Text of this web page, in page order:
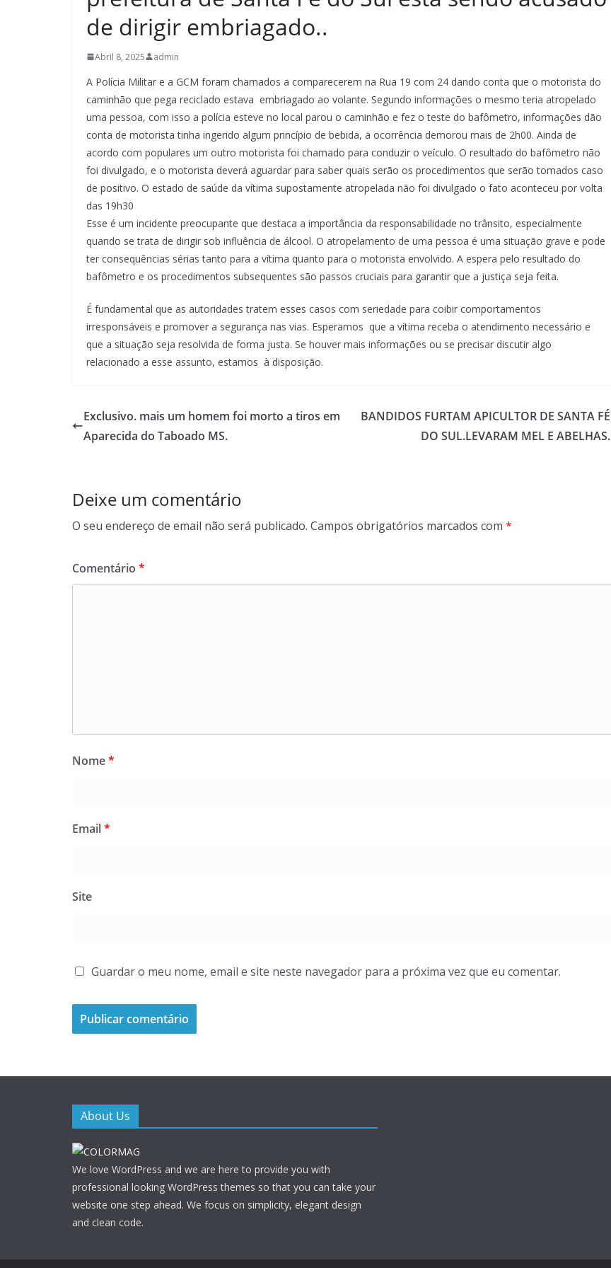
de dirigir embriagado..
Abril 8, 2025 admin
A Polícia Militar e a GCM foram chamados a comparecerem na Rua 19 com 24 dando conta que o motorista do
caminhão que pega reciclado estava embriagado ao volante. Segundo informações o mesmo teria atropelado
uma pessoa, com isso a polícia esteve no local parou o caminhão e fez o teste do bafômetro, informações dão
conta de motorista tinha ingerido algum princípio de bebida, a ocorrência demorou mais de 2h00. Ainda de
acordo com populares um outro motorista foi chamado para conduzir o veículo. O resultado do bafômetro não
foi divulgado, e o motorista deverá aguardar para saber quais serão os procedimentos que serão tomados caso
de positivo. O estado de saúde da vítima supostamente atropelada não foi divulgado o fato aconteceu por volta
das 19h30
Esse é um incidente preocupante que destaca a importância da responsabilidade no trânsito, especialmente
quando se trata de dirigir sob influência de álcool. O atropelamento de uma pessoa é uma situação grave e pode
ter consequências sérias tanto para a vítima quanto para o motorista envolvido. A espera pelo resultado do
bafômetro e os procedimentos subsequentes são passos cruciais para garantir que a justiça seja feita.
É fundamental que as autoridades tratem esses casos com seriedade para coibir comportamentos
irresponsáveis e promover a segurança nas vias. Esperamos que a vítima receba o atendimento necessário e
que a situação seja resolvida de forma justa. Se houver mais informações ou se precisar discutir algo
relacionado a esse assunto, estamos à disposição.
Exclusivo. mais um homem foi morto a tiros em
Aparecida do Taboado MS.
BANDIDOS FURTAM APICULTOR DE SANTA FÉ
DO SUL.LEVARAM MEL E ABELHAS.
Deixe um comentário
O seu endereço de email não será publicado. Campos obrigatórios marcados com *
Comentário *
Nome*
Email*
Site
Guardar o meu nome, email e site neste navegador para a próxima vez que eu comentar.
About Us
We love WordPress and we are here to provide you with
professional looking WordPress themes so that you can take your
website one step ahead. We focus on simplicity, elegant design
and clean code.